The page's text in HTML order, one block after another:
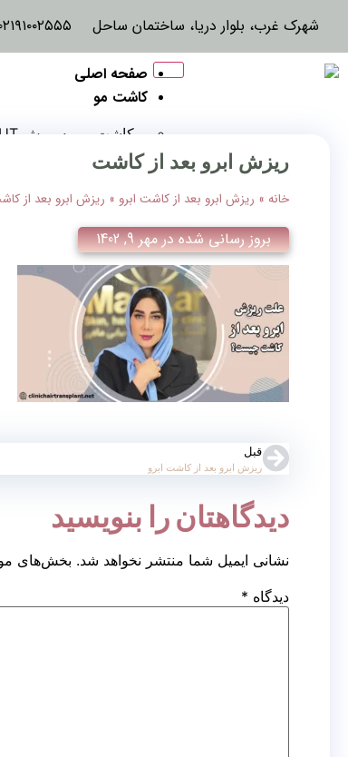
شهرک غرب، بلوار دریا، ساختمان ساحل
صفحه اصلی
کاشت مو
کاشت مو به روش FUT
کاشت مو به روش Fue
کاشت مو به روش RHT
کاشت مو به روش SUT
کاشت مو برای زنان
کاشت مو روش ترکیبی
کاشت مو روش
کاشت مو روش
کاشت مو به روش FUE
کاشت مو روش RHT
ریزش ابرو بعد از کاشت
خانه » ریزش ابرو بعد از کاشت ابرو » ریزش ابرو بعد از
بروز رسانی شده درمهر 9, 1402
قبل
ریزش ابرو بعد از کاشت ابرو
دیدگاهتان را بنویسید
نشانی ایمیل شما منتشر نخواهد شد. بخش‌های
دیدگاه *